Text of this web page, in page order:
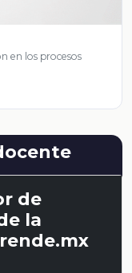
en los procesos
de
la